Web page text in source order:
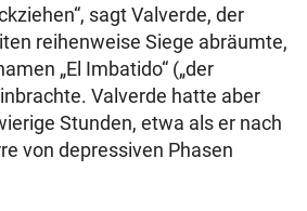
sagt Valverde, der
reihenweise Siege abräumte,
„El Imbatido“ („der
Valverde hatte aber
Stunden, etwa als er nach
von depressiven Phasen